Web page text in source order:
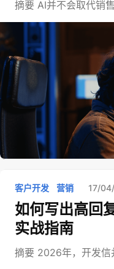
摘要 AI并不会取代销
客户开发 营销 17/
如何写出高回
实战指南
摘要 2026年，开发